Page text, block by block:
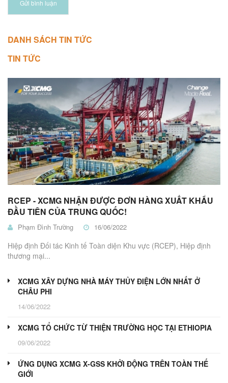
Gửi bình luận
DANH SÁCH TIN TỨC
TIN TỨC
RCEP - XCMG NHẬN ĐƯỢC ĐƠN HÀNG XUẤT KHẨU
ĐẦU TIÊN CỦA TRUNG QUỐC!
Phạm Đình Trường 16/06/2022
Hiệp định Đối tác Kinh tế Toàn diện Khu vực (RCEP), Hiệp định
thương mại...
XCMG XÂY DỰNG NHÀ MÁY THỦY ĐIỆN LỚN NHẤT Ở
CHÂU PHI
14/06/2022
XCMG TỔ CHỨC TỪ THIỆN TRƯỜNG HỌC TẠI ETHIOPIA
09/06/2022
ỨNG DỤNG XCMG X-GSS KHỞI ĐỘNG TRÊN TOÀN THẾ
GIỚI